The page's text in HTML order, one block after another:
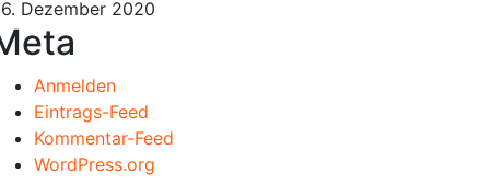
Dezember 2020
Anmelden
Eintrags-Feed
Kommentar-Feed
WordPress.org